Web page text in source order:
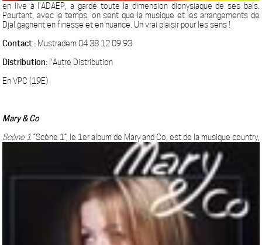
en live à l'ADAEP, a gardé toute la dimension dionysiaque de ses bals.
Pourtant, avec le temps, on sent que la musique et les arrangements de
Djal gagnent en finesse et en nuance. Un vrai plaisir pour les sens !
Contact : Mustradem 04 38 12 09 93
Distribution: l'Autre Distribution
En VPC (19E)
Mary & Co
Scène 1 “Scène 1”, le 1er album de Mary and Co, est de la musique country,